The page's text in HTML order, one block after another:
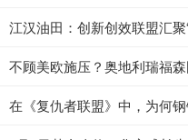
江汉油田：创新创效联盟汇聚
不顾美欧施压？奥地利瑞福
在《复仇者联盟》中，为何